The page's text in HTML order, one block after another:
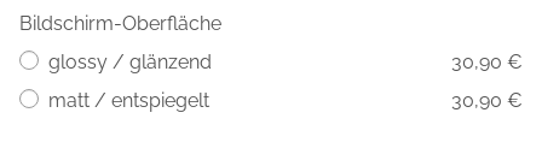
Bildschirm-Oberfläche
glossy / glänzend
30,90 €
matt / entspiegelt
30,90 €